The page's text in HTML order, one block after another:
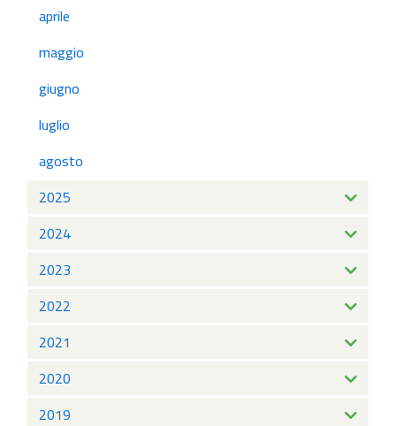
aprile
maggio
giugno
luglio
agosto
2025
2024
2023
2022
2021
2020
2019